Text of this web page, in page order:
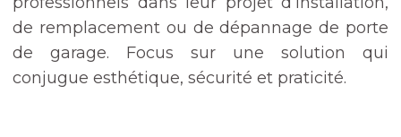
de remplacement ou de dépannage de porte
de garage. Focus sur une solution qui
conjugue esthétique, sécurité et praticité.